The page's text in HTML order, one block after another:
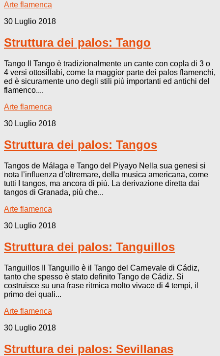
Arte flamenca
30 Luglio 2018
Struttura dei palos: Tango
Tango Il Tango è tradizionalmente un cante con copla di 3 o
4 versi ottosillabi, come la maggior parte dei palos flamenchi,
ed è sicuramente uno degli stili più importanti ed antichi del
flamenco....
Arte flamenca
30 Luglio 2018
Struttura dei palos: Tangos
Tangos de Málaga e Tango del Piyayo Nella sua genesi si
nota l’influenza d’oltremare, della musica americana, come
tutti I tangos, ma ancora di più. La derivazione diretta dai
tangos di Granada, più che...
Arte flamenca
30 Luglio 2018
Struttura dei palos: Tanguillos
Tanguillos Il Tanguillo è il Tango del Carnevale di Cádiz,
tanto che spesso è stato definito Tango de Cádiz. Si
costruisce su una frase ritmica molto vivace di 4 tempi, il
primo dei quali...
Arte flamenca
30 Luglio 2018
Struttura dei palos: Sevillanas